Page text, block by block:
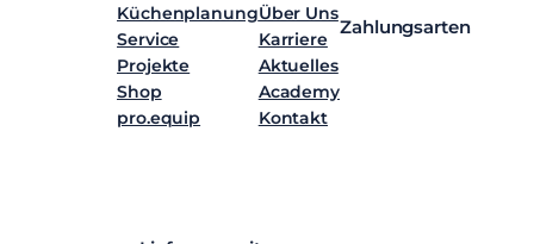
Küchenplanung
Service
Projekte
Shop
pro.equip
Über Uns
Karriere
Aktuelles
Academy
Kontakt
Zahlungsarten